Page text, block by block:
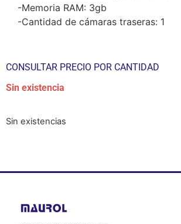
-Memoria RAM: 3gb
-Cantidad de cámaras traseras: 1
CONSULTAR PRECIO POR CANTIDAD
Sin existencia
Sin existencias